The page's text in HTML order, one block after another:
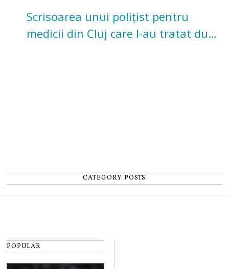
Scrisoarea unui polițist pentru
medicii din Cluj care l-au tratat după
CATEGORY POSTS
POPULAR